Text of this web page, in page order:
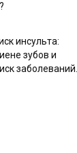
инсульта:
зубов и
заболеваний...